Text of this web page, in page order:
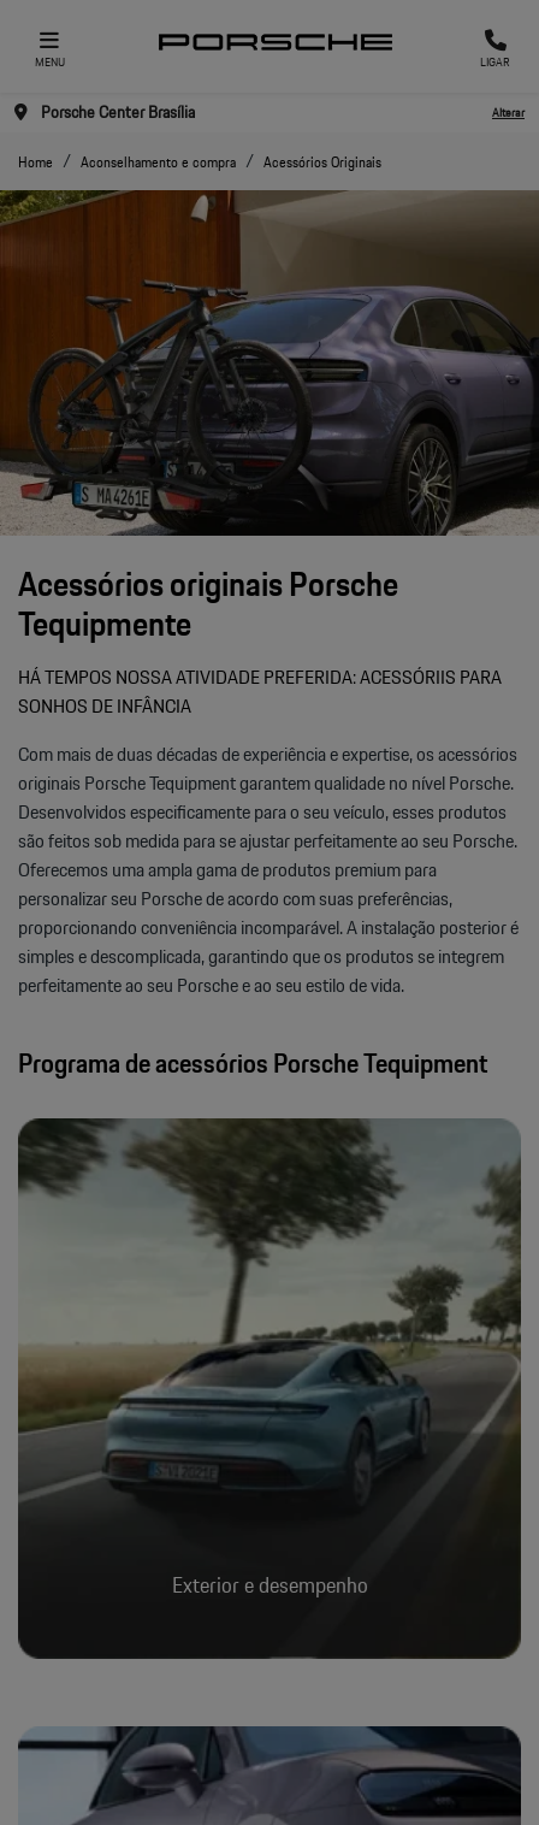
MENU LIGAR
Porsche Center Brasília Alterar
Home Aconselhamento e compra Acessórios Originais
Acessórios originais Porsche
Tequipmente
HÁ TEMPOS NOSSA ATIVIDADE PREFERIDA: ACESSÓRIIS PARA
SONHOS DE INFÂNCIA
Com mais de duas décadas de experiência e expertise, os acessórios
originais Porsche Tequipment garantem qualidade no nível Porsche.
Desenvolvidos especificamente para o seu veículo, esses produtos
são feitos sob medida para se ajustar perfeitamente ao seu Porsche.
Oferecemos uma ampla gama de produtos premium para
personalizar seu Porsche de acordo com suas preferências,
proporcionando conveniência incomparável. A instalação posterior é
simples e descomplicada, garantindo que os produtos se integrem
perfeitamente ao seu Porsche e ao seu estilo de vida.
Programa de acessórios Porsche Tequipment
Exterior e desempenho